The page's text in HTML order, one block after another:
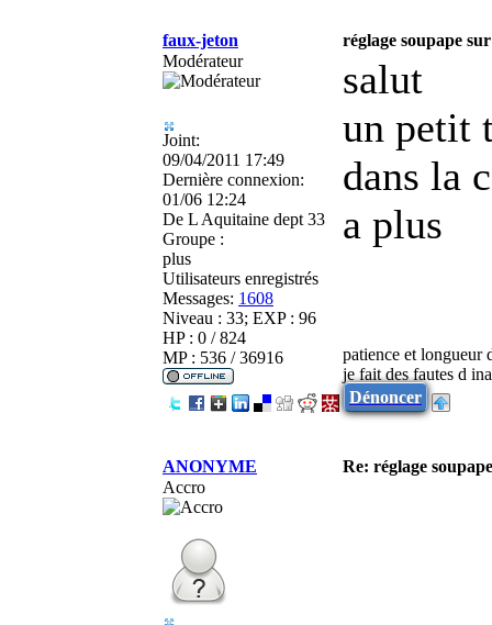
faux-jeton
réglage soupape
Modérateur
Joint:
09/04/2011 17:49
Dernière connexion:
01/06 12:24
De L Aquitaine dept 33
Groupe :
plus
Utilisateurs enregistrés
Messages: 1608
Niveau : 33; EXP : 96
HP : 0 / 824
MP : 536 / 36916
salut
un petit
dans la
a plus
patience et longueur
je fait des fautes d
Dénoncer
ANONYME
Re: réglage
Accro